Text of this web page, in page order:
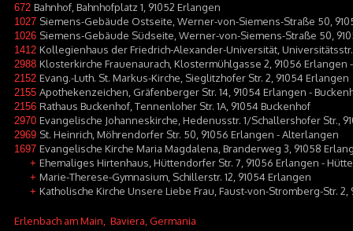
672 Bahnhof, Bahnhofplatz 1, 91052 Erlangen
1027 Siemens-Gebäude Ostseite, Werner-von-Siemens-Straße 50,
1026 Siemens-Gebäude Südseite, Werner-von-Siemens-Straße 50,
1412 Kollegienhaus der Friedrich-Alexander-Universität, Universitätsstr.
2988 Klosterkirche Frauenaurach, Klostermühlgasse 2, 91056 Erlangen
2152 Evang.-Luth. St. Markus-Kirche, Sieglitzhofer Str. 2, 91054 Erlangen
2155 Apothekenzeichen, Gräfenberger Str. 14, 91054 Erlangen -
2156 Rathaus Buckenhof, Tennenloher Str. 1A, 91054 Buckenhof
2970 Evangelische Johanneskirche, Hedenusstr. 1/Schallershofer Str.,
2969 St. Heinrich, Möhrendorfer Str. 50, 91056 Erlangen - Alterlangen
1697 Evangelische Kirche Maria Magdalena, Branderweg 3, 91058
+ Ehemaliges Hirtenhaus, Hüttendorfer Str. 7, 91056 Erlangen -
+ Marie-Therese-Gymnasium, Schillerstr. 12, 91054 Erlangen
+ Katholische Kirche Unsere Liebe Frau, Faust-von-Stromberg-Str. 2,
Erlenbach am Main , Baviera, Germania